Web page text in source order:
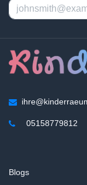
05158779812
Blogs